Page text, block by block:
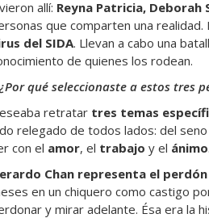
allí: Reyna Patricia, Deborah
que comparten una
del SIDA. Llevan a cabo una
de quienes los rodean.
qué seleccionaste a estos tres
retratar tres temas
relegado de todos lados: del
con el amor, el trabajo y el ánimo.
Chan representa el
en un chiquero como castigo
y mirar adelante. Ésa era la